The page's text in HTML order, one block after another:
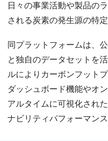
日々の事業活動や製品の
される炭素の発生源の特
同プラットフォームは、
と独自のデータセットを
ルによりカーボンフット
ダッシュボード機能やオ
アルタイムに可視化され
ナビリティパフォーマン